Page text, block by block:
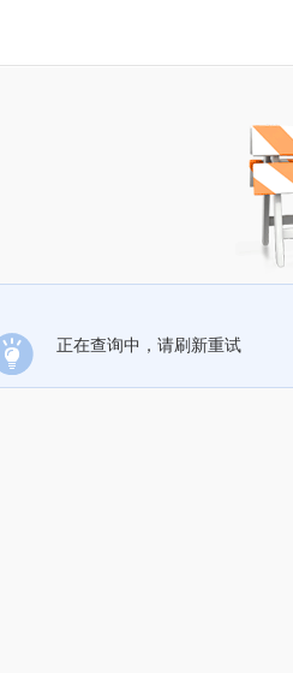
正在查询中，请刷新重试